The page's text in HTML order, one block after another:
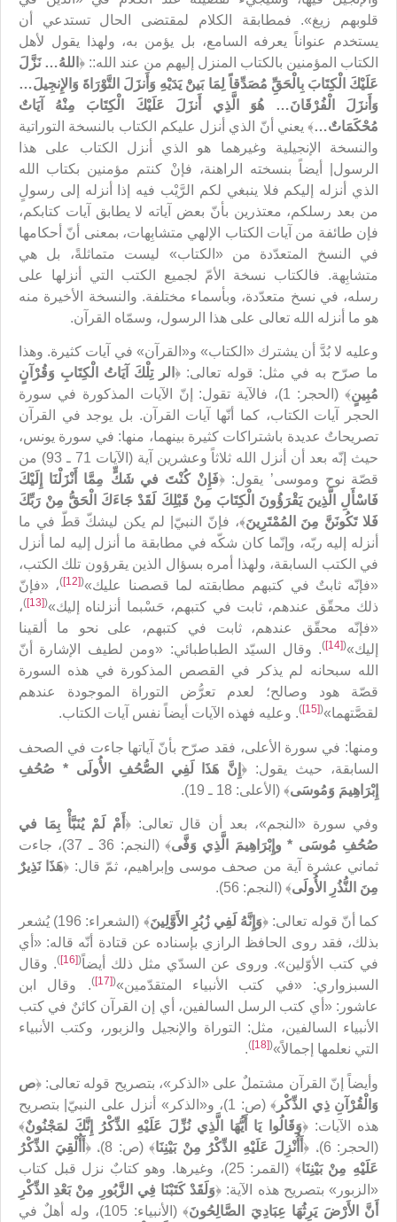
قلوبهم زيغ». فمطابقة الكلام لمقتضى الحال تستدعي أن
يستخدم عنواناً يعرفه السامع، بل يؤمن به، ولهذا يقول لأهل
الكتاب المؤمنين بالكتاب المنزل إليهم من عند الله:: ﴿ اللهُ… نَزَّلَ
عَلَيْكَ الْكِتَابَ بِالْحَقّ‏ِِ مُصَدِّقاً لِمَا بَينْ‏َ يَدَيْهِ وَأَنزَلَ التَّوْرَاةَ وَالإِنجِيلَ…
وَأَنزَلَ الْفُرْقَانَ… هُوَ الَّذِي أَنزَلَ عَلَيْكَ الْكِتَابَ مِنْهُ آيَاتٌ
مُحْكَمَاتٌ…﴾ يعني أنّ الذي أنزل عليكم الكتاب بالنسخة التوراتية
والنسخة الإنجيلية وغيرهما هو الذي أنزل الكتاب على هذا
الرسول| أيضاً بنسخته الراهنة، فإنْ كنتم مؤمنين بكتاب الله
الذي أنزله إليكم فلا ينبغي لكم الرَّيْب فيه إذا أنزله إلى رسولٍ
من بعد رسلكم، معتذرين بأنّ بعض آياته لا يطابق آيات كتابكم،
فإن طائفة من آيات الكتاب الإلهي متشابِهات، بمعنى أنّ أحكامها
في النسخ المتعدّدة من «الكتاب» ليست متماثلةً، بل هي
متشابِهة. فالكتاب نسخة الأمّ لجميع الكتب التي أنزلها على
رسله، في نسخ متعدّدة، وبأسماء مختلفة. والنسخة الأخيرة منه
هو ما أنزله الله تعالى على هذا الرسول، وسمّاه القرآن.
وعليه لا بُدَّ أن يشترك «الكتاب» و«القرآن» في آيات كثيرة. وهذا
ما صرّح به في مثل: قوله تعالى: ﴿الر تِلْكَ آيَاتُ الْكِتَابِ وَقُرْآنٍ
مُبِينٍ
﴾ (الحجر: 1)، فالآية تقول: إنّ الآيات المذكورة في سورة
الحجر آيات الكتاب، كما أنّها آيات القرآن. بل يوجد في القرآن
تصريحاتٌ عديدة باشتراكات كثيرة بينهما، منها: في سورة يونس،
حيث إنّه بعد أن أنزل الله ثلاثاً وعشرين آية (الآيات 71 ـ 93) من
قصّة نوح وموسى’ يقول: ﴿فَإِنْ كُنْتَ في شَكٍّ مِمَّا أَنْزَلْنَا إِلَيْكَ
فَاسْأَلِ الَّذِينَ يَقْرَؤُونَ الْكِتَابَ مِنْ قَبْلِكَ لَقَدْ جَاءَكَ الْحَقُّ مِنْ رَبِّكَ
فَلا تَكُونَنَّ مِنَ المُمْتَرِينَ‏﴾، فإنّ النبيّ| لم يكن ليشكّ قطّ في ما
أنزله إليه ربّه، وإنّما كان شكّه في مطابقة ما أنزل إليه لما أنزل
في الكتب السابقة، ولهذا أمره بسؤال الذين يقرؤون تلك الكتب،
«فإنّه ثابتٌ في كتبهم مطابقته لما قصصنا عليك‏»(
[12]
)، «فإنّ
ذلك محقّق عندهم، ثابت في كتبهم، حَسْبما أنزلناه إليك‏»(
[13]
)،
«فإنّه محقّق عندهم، ثابت في كتبهم، على نحو ما ألقينا
إليك‏»(
[14]
). وقال السيّد الطباطبائي: «ومن لطيف الإشارة أنّ
الله سبحانه لم‌ يذكر في القصص المذكورة في هذه السورة
قصّة هود وصالح؛ لعدم تعرُّض التوراة الموجودة عندهم
لقصَّتهما»(
[15]
). وعليه فهذه الآيات أيضاً نفس آيات الكتاب.
ومنها: في سورة الأعلى، فقد صرّح بأنّ آياتها جاءت في الصحف
السابقة، حيث يقول: ﴿إِنَّ هَذَا لَفِي الصُّحُفِ الأُولَى * صُحُفِ
إِبْرَاهِيمَ وَمُوسَى﴾ (الأعلى: 18 ـ 19).
وفي سورة «النجم»، بعد أن قال تعالى: ﴿ أَمْ لَمْ يُنَبَّأْ بِمَا في‏
صُحُفِ مُوسَى‏ * وإِبْرَاهِيمَ الَّذِي وَفَّى
﴾ (النجم: 36 ـ 37)، جاءت
ثماني عشرة آية من صحف موسى وإبراهيم، ثمّ قال: ﴿هَذَا نَذِيرٌ
مِنَ النُّذُرِ الأُولَى﴾‏ (النجم: 56).
كما أنّ قوله تعالى: ﴿وَإِنَّهُ لَفِي زُبُرِ الأَوَّلِينَ
﴾ (الشعراء: 196) يُشعر
بذلك، فقد روى الحافظ الرازي بإسناده عن قتادة أنّه قاله: «أي
في كتب الأوّلين». وروى عن السدّي مثل ذلك أيضاً(
[16]
). وقال
السبزواري: «في كتب الأنبياء المتقدّمين»(
[17]
). وقال ابن
عاشور: «أي كتب الرسل السالفين، أي إن القرآن كائنٌ في كتب
الأنبياء السالفين، مثل: التوراة والإنجيل والزبور، وكتب الأنبياء
التي نعلمها إجمالاً»(
[18]
)
.
وأيضاً إنّ القرآن مشتملٌ على «الذكر»، بتصريح قوله تعالى: ﴿ص
وَالْقُرْآنِ ذِي الذِّكْر
﴾ (ص: 1)، و«الذكر» أنزل على النبيّ| بتصريح
هذه الآيات: ﴿وَقَالُوا يَا أَيُّهَا الَّذِي نُزِّلَ عَلَيْهِ الذِّكْرُ إِنَّكَ لمَجْنُونٌ﴾
(الحجر: 6)، ﴿
أَأُنْزِلَ عَلَيْهِ الذِّكْرُ مِنْ بَيْنِنَا﴾ (ص: 8)، ﴿
أَأُلْقِيَ الذِّكْرُ
عَلَيْهِ مِنْ بَيْنِنَا
﴾ (القمر: 25)، وغيرها. وهو كتابٌ نزل قبل كتاب
«الزبور» بتصريح هذه الآية: ﴿وَلَقَدْ كَتَبْنَا فِي الزَّبُورِ مِنْ بَعْدِ الذِّكْرِ
أَنَّ الأَرْضَ يَرِثُهَا عِبَادِيَ الصَّالِحُونَ
﴾ (الأنبياء: 105)، وله أهلٌ في